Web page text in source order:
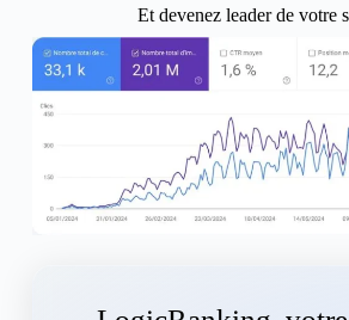
Et devenez leader de votre